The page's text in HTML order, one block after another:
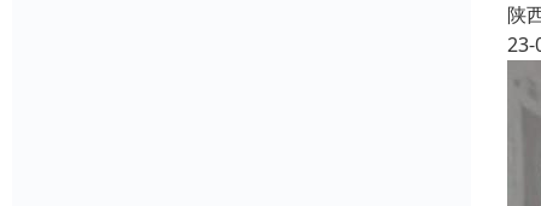
陕
23-